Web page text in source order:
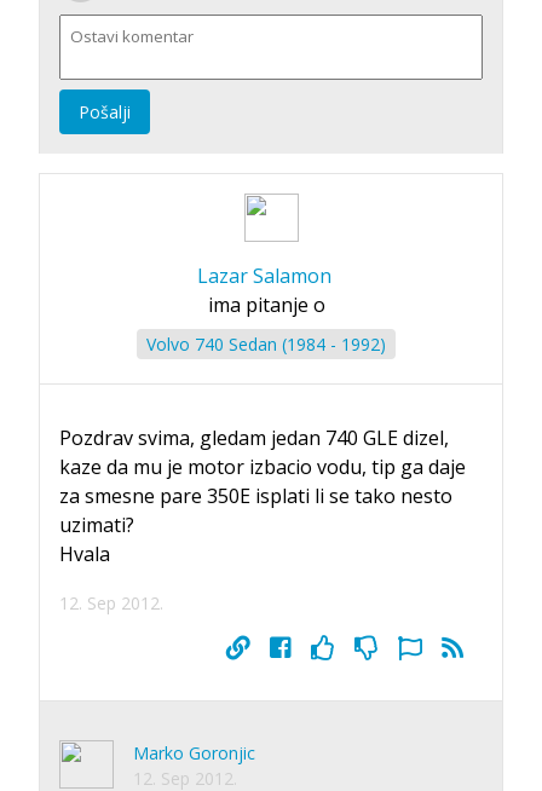
Pošalji
Lazar Salamon
ima pitanje o
Volvo 740 Sedan (1984 - 1992)
Pozdrav svima, gledam jedan 740 GLE dizel,
kaze da mu je motor izbacio vodu, tip ga daje
za smesne pare 350E isplati li se tako nesto
uzimati?
Hvala
12. Sep 2012.
Marko Goronjic
12. Sep 2012.